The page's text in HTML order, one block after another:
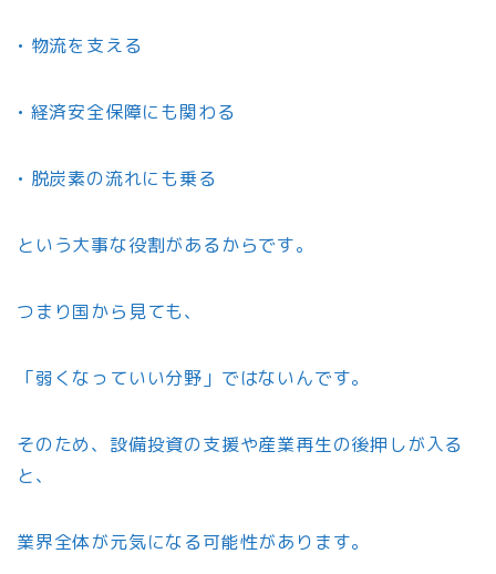
• 物流を支える
• 経済安全保障にも関わる
• 脱炭素の流れにも乗る
という大事な役割があるからです。
つまり国から見ても、
「弱くなっていい分野」ではないんです。
そのため、設備投資の支援や産業再生の後押しが入る
と、
業界全体が元気になる可能性があります。